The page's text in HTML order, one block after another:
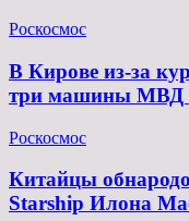
Роскосмос
В Кирове из-за
три машины МВД
Роскосмос
Китайцы
Starship Илона